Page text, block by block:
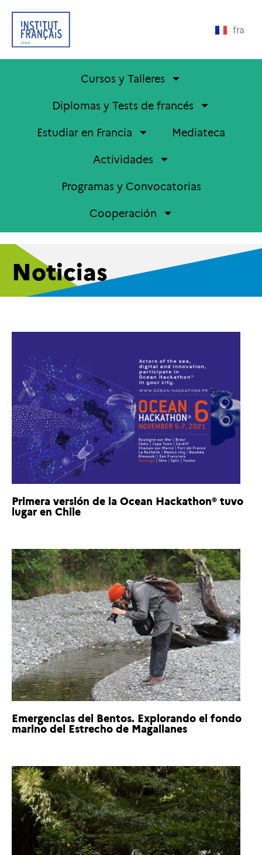
fra
Cursos y Talleres
Diplomas y Tests de francés
Estudiar en Francia
Mediateca
Actividades
Programas y Convocatorias
Cooperación
Noticias
Primera versión de la Ocean Hackathon® tuvo
lugar en Chile
Emergencias del Bentos. Explorando el fondo
marino del Estrecho de Magallanes